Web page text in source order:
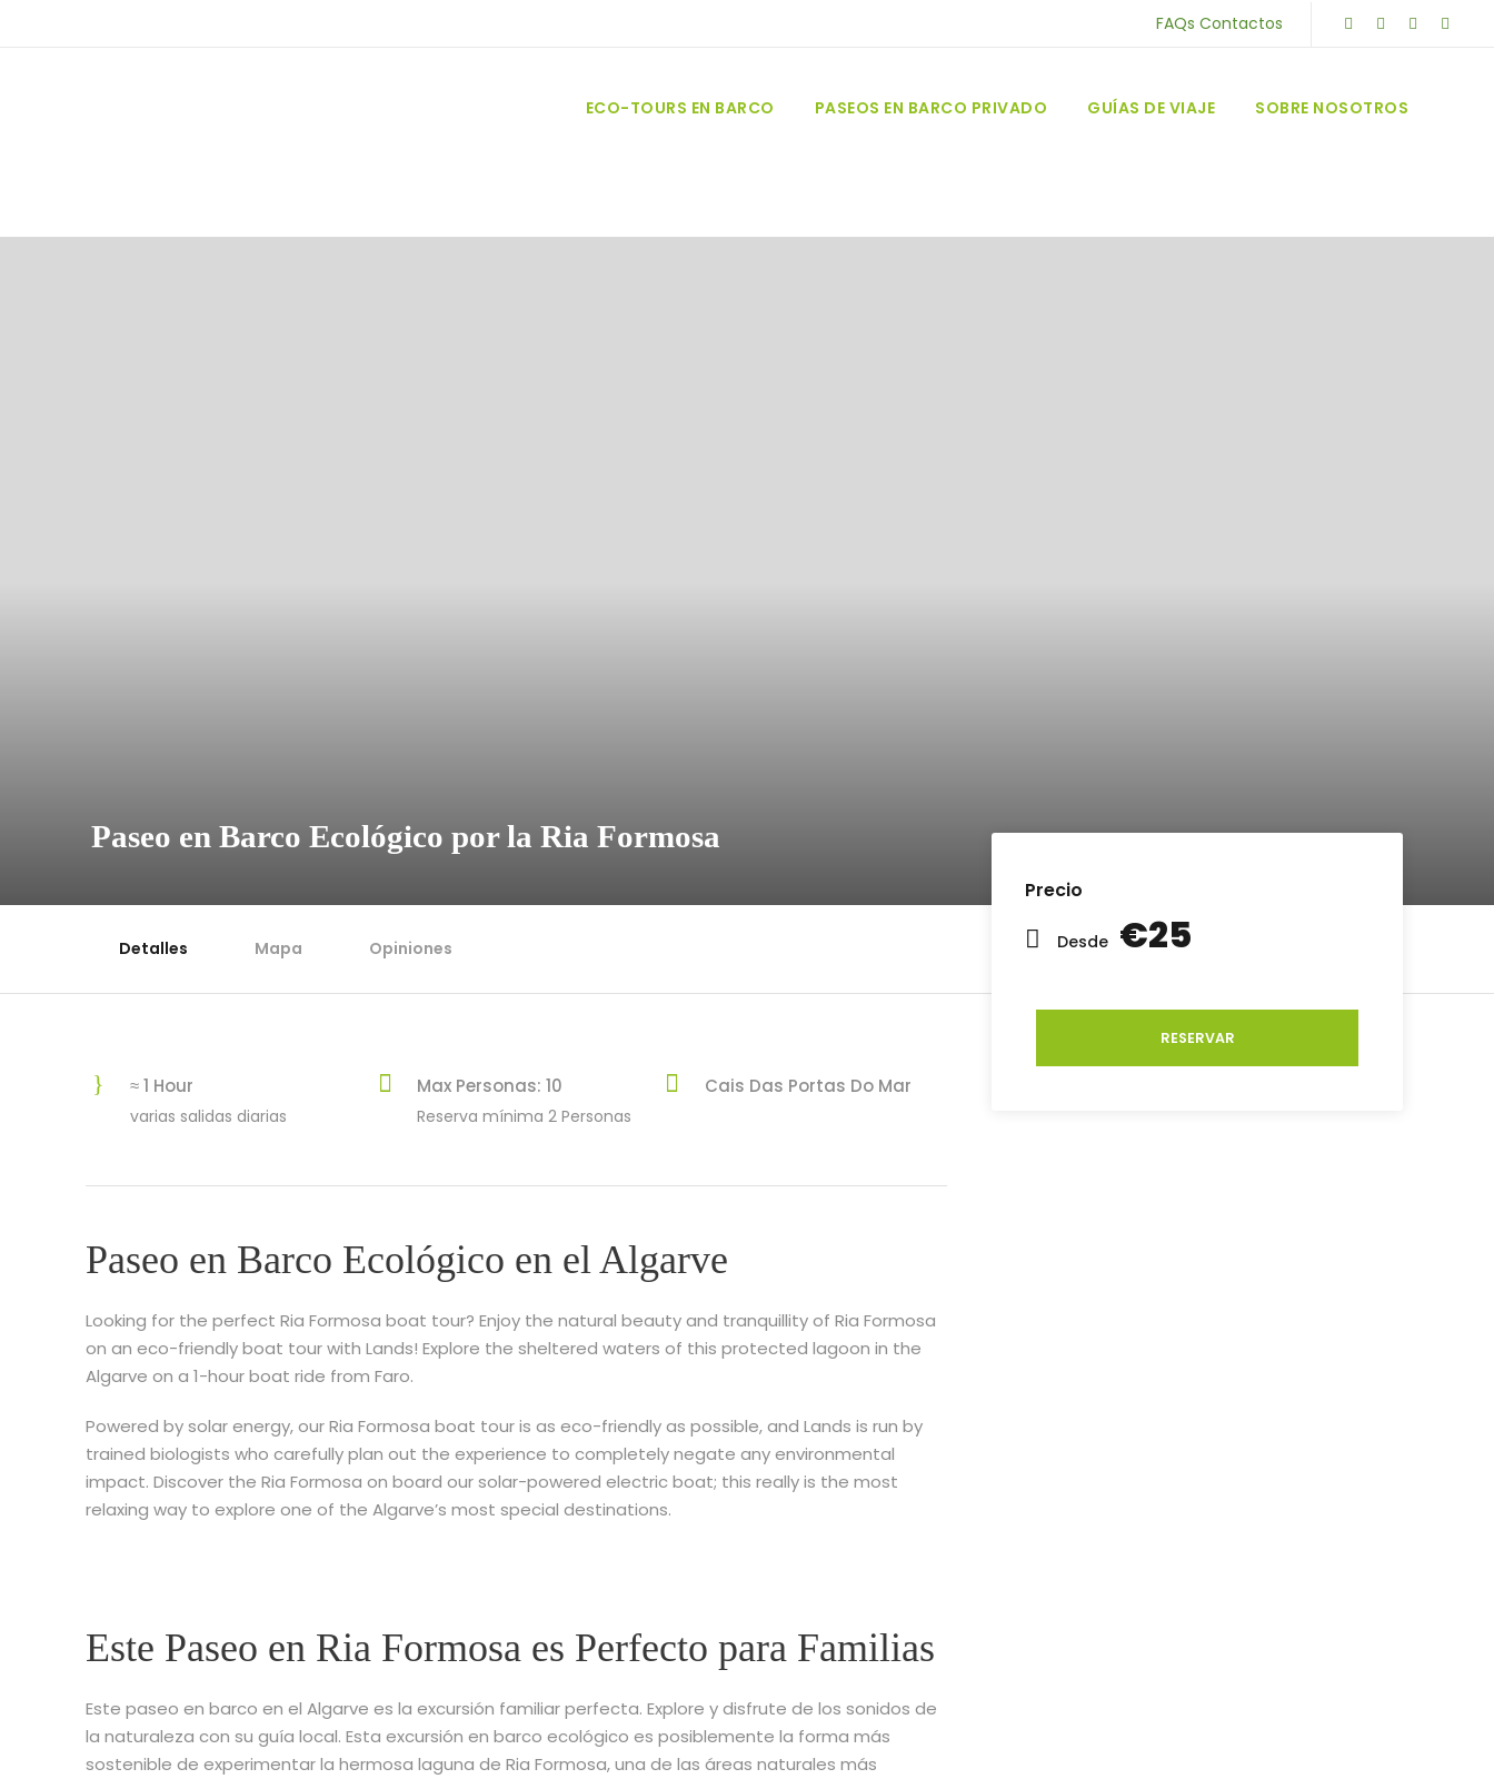
FAQs Contactos
ECO-TOURS EN BARCO PASEOS EN BARCO PRIVADO GUÍAS DE VIAJE SOBRE NOSOTROS
Paseo en Barco Ecológico por la Ria Formosa
Precio
Desde €25
RESERVAR
Detalles Mapa Opiniones
≈ 1 Hour
varias salidas diarias
Max Personas: 10
Reserva mínima 2 Personas
Cais Das Portas Do Mar
Paseo en Barco Ecológico en el Algarve
Looking for the perfect Ria Formosa boat tour? Enjoy the natural beauty and tranquillity of Ria Formosa
on an eco-friendly boat tour with Lands! Explore the sheltered waters of this protected lagoon in the
Algarve on a 1-hour boat ride from Faro.
Powered by solar energy, our Ria Formosa boat tour is as eco-friendly as possible, and Lands is run by
trained biologists who carefully plan out the experience to completely negate any environmental
impact. Discover the Ria Formosa on board our solar-powered electric boat; this really is the most
relaxing way to explore one of the Algarve’s most special destinations.
Este Paseo en Ria Formosa es Perfecto para Familias
Este paseo en barco en el Algarve es la excursión familiar perfecta. Explore y disfrute de los sonidos de
la naturaleza con su guía local. Esta excursión en barco ecológico es posiblemente la forma más
sostenible de experimentar la hermosa laguna de Ria Formosa, una de las áreas naturales más